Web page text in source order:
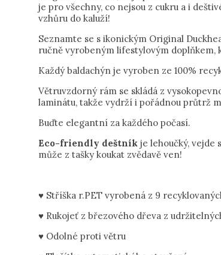
je pro všechny, co nejsou z cukru a i
vzhůru do kaluží!
Seznamte se s ikonickým Original
ručně vyrobeným lifestylovým doplňkem,
Každý baldachýn je vyroben ze 100%
Větruvzdorný rám se skládá z
laminátu, takže vydrží i pořádnou průtrž
Buďte elegantní za každého počasí.
Eco-friendly deštník je lehoučký, vejde
může z tašky koukat zvědavě ven!
♥ Stříška r.PET vyrobená z 9
♥ Rukojeť z březového dřeva z
♥ Odolné proti větru